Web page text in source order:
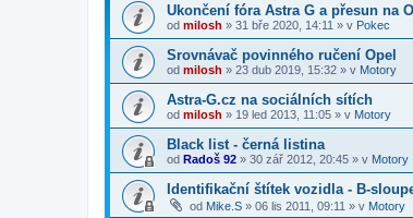
Ukončení fóra Astra G a přesun na
od milosh » 31 bře 2020, 14:11 » v Pokec
Srovnávač povinného ručení Opel
od milosh » 23 dub 2019, 15:32 » v Motory
Astra-G.cz na sociálních sítích
od milosh » 19 led 2013, 11:05 » v Motory
Black list - černá listina
od Radoš 92 » 30 zář 2012, 20:45 » v Motory
Identifikační štítek vozidla - B-
od Mike.S » 06 lis 2011, 09:11 » v Motory